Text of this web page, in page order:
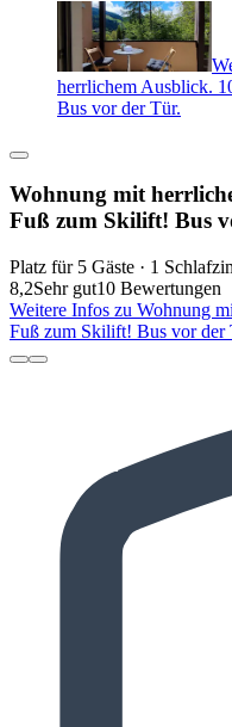
herrlichem Ausblick.
Bus vor der Tür.
Wohnung mit
Fuß zum Skilift! Bus
Platz für 5 Gäste · 1
8,2Sehr gut10 Bewertungen
Weitere Infos zu Wohnung
Fuß zum Skilift! Bus vor der